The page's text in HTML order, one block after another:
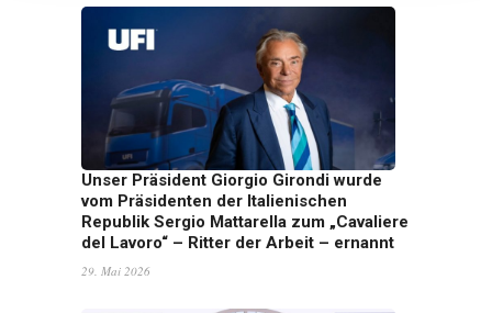
Unser Präsident Giorgio Girondi wurde
vom Präsidenten der Italienischen
Republik Sergio Mattarella zum „Cavaliere
del Lavoro“ – Ritter der Arbeit – ernannt
29. Mai 2026